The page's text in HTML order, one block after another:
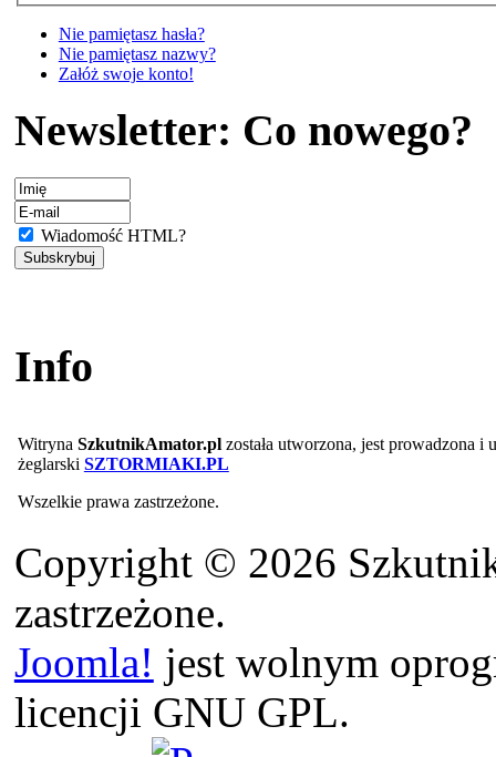
Nie pamiętasz hasła?
Nie pamiętasz nazwy?
Załóż swoje konto!
Newsletter: Co nowego?
Wiadomość HTML?
Info
Witryna SzkutnikAmator.plzostała utworzona, jest prowadzona i
żeglarski SZTORMIAKI.PL
Wszelkie prawa zastrzeżone.
Copyright © 2026
zastrzeżone.
Joomla! jest wolnym
licencji GNU GPL.